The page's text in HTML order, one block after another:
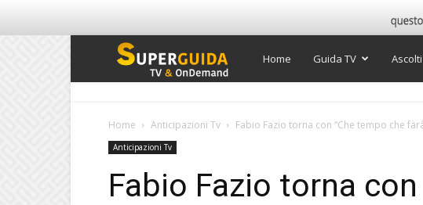
Super
Home Guida TV
Home Anticipazioni Tv Fabio Fazio torna con “Che tempo che
Anticipazioni Tv
Fabio Fazio torna